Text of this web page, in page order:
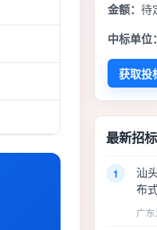
金额： 待
中标单位：
获取投
最新招
1
汕
布
广东